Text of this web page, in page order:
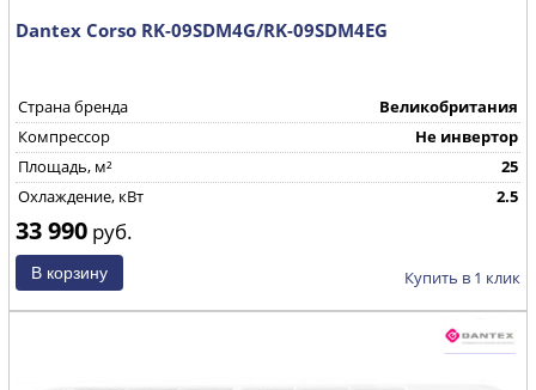
Dantex Corso RK-09SDM4G/RK-09SDM4EG
Страна бренда
Великобритания
Компрессор
Не инвертор
Площадь, м²
25
Охлаждение, кВт
2.5
33 990 руб.
Купить в 1 клик